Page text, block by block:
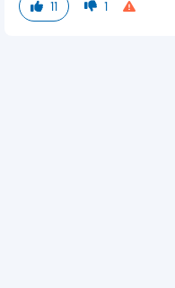
11 1